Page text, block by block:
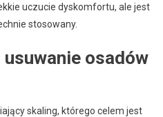
uczucie dyskomfortu, ale jest
stosowany.
osadów
skaling, którego celem jest